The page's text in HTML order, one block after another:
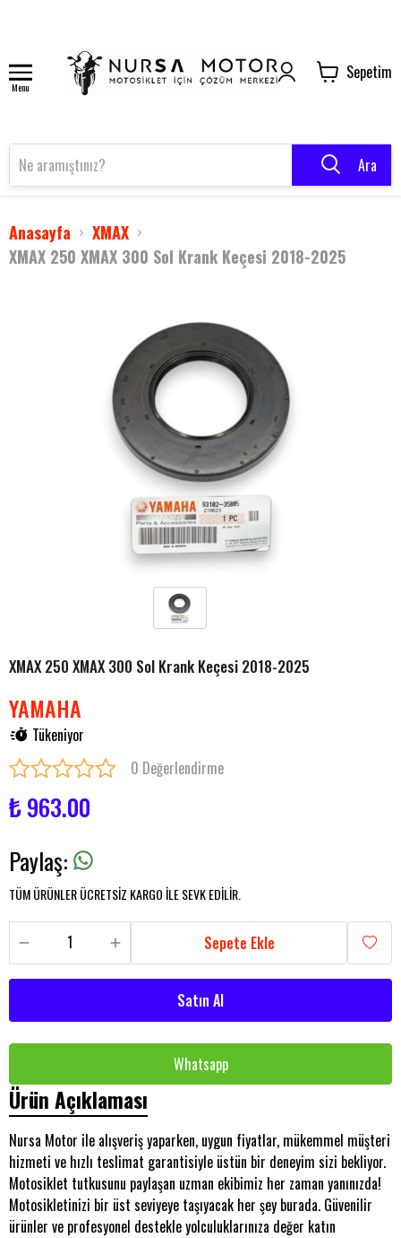
Menu
Sepetim
Ara
Anasayfa
XMAX
XMAX 250 XMAX 300 Sol Krank Keçesi 2018-2025
XMAX 250 XMAX 300 Sol Krank Keçesi 2018-2025
YAMAHA
Tükeniyor
0 Değerlendirme
₺ 963.00
Paylaş:
TÜM ÜRÜNLER ÜCRETSİZ KARGO İLE SEVK EDİLİR.
Sepete Ekle
Satın Al
Whatsapp
Ürün Açıklaması
Nursa Motor ile alışveriş yaparken, uygun fiyatlar, mükemmel müşteri
hizmeti ve hızlı teslimat garantisiyle üstün bir deneyim sizi bekliyor.
Motosiklet tutkusunu paylaşan uzman ekibimiz her zaman yanınızda!
Motosikletinizi bir üst seviyeye taşıyacak her şey burada. Güvenilir
ürünler ve profesyonel destekle yolculuklarınıza değer katın